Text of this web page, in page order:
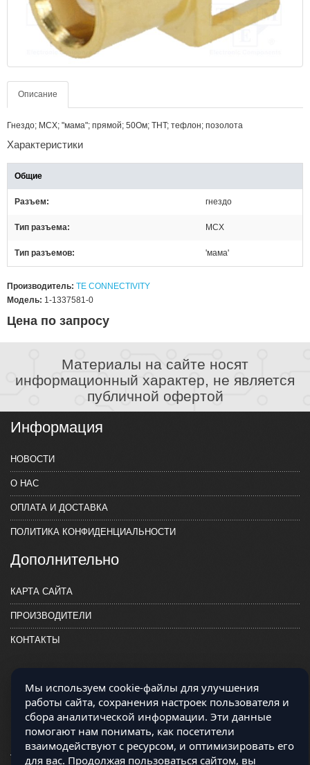
Описание
Гнездо; MCX; "мама"; прямой; 50Ом; THT; тефлон; позолота
Характеристики
Общие
Разъем гнездо
Тип разъема MCX
Тип разъемов 'мама'
Производитель: TE CONNECTIVITY
Модель: 1-1337581-0
Цена по запросу
Материалы на сайте носят
информационный характер, не является
публичной офертой
Информация
НОВОСТИ
О НАС
ОПЛАТА И ДОСТАВКА
ПОЛИТИКА КОНФИДЕНЦИАЛЬНОСТИ
Дополнительно
КАРТА САЙТА
ПРОИЗВОДИТЕЛИ
КОНТАКТЫ
Мы используем cookie-файлы для улучшения
работы сайта, сохранения настроек пользователя и
сбора аналитической информации. Эти данные
помогают нам понимать, как посетители
взаимодействуют с ресурсом, и оптимизировать его
для вас. Продолжая пользоваться сайтом, вы